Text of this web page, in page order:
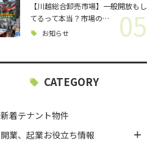
【川越総合卸売市場】一般開放もし
てるって本当？市場の…
お知らせ 05
CATEGORY
新着テナント物件
開業、起業お役立ち情報